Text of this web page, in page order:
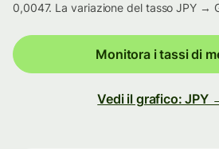
0,0047. La variazione del tasso JPY →
Monitora i tassi di
Vedi il grafico: JPY